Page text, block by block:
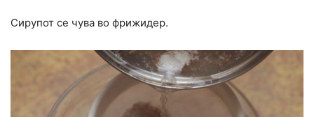
Сирупот се чува во фрижидер.